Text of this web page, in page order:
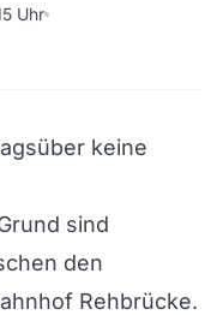
Uhr
keine
sind
den
Rehbrücke.